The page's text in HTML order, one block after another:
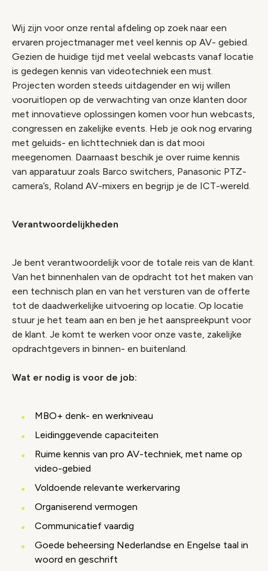
Wij zijn voor onze rental afdeling op zoek naar een
ervaren projectmanager met veel kennis op AV- gebied.
Gezien de huidige tijd met veelal webcasts vanaf locatie
is gedegen kennis van videotechniek een must.
Projecten worden steeds uitdagender en wij willen
vooruitlopen op de verwachting van onze klanten door
met innovatieve oplossingen komen voor hun webcasts,
congressen en zakelijke events. Heb je ook nog ervaring
met geluids- en lichttechniek dan is dat mooi
meegenomen. Daarnaast beschik je over ruime kennis
van apparatuur zoals Barco switchers, Panasonic PTZ-
camera’s, Roland AV-mixers en begrijp je de ICT-wereld.
Verantwoordelijkheden
Je bent verantwoordelijk voor de totale reis van de klant.
Van het binnenhalen van de opdracht tot het maken van
een technisch plan en van het versturen van de offerte
tot de daadwerkelijke uitvoering op locatie. Op locatie
stuur je het team aan en ben je het aanspreekpunt voor
de klant. Je komt te werken voor onze vaste, zakelijke
opdrachtgevers in binnen- en buitenland.
Wat er nodig is voor de job:
MBO+ denk- en werkniveau
Leidinggevende capaciteiten
Ruime kennis van pro AV-techniek, met name op
video-gebied
Voldoende relevante werkervaring
Organiserend vermogen
Communicatief vaardig
Goede beheersing Nederlandse en Engelse taal in
woord en geschrift